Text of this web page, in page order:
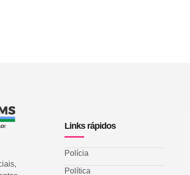
Links rápidos
Polícia
Política